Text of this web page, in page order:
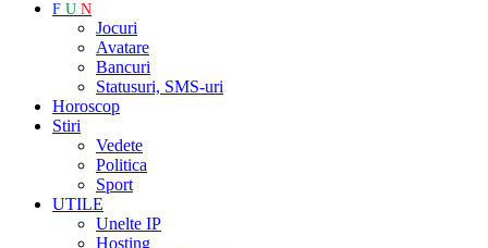
F U N
Jocuri
Avatare
Bancuri
Statusuri, SMS-uri
Horoscop
Stiri
Vedete
Politica
Sport
UTILE
Unelte IP
Hosting